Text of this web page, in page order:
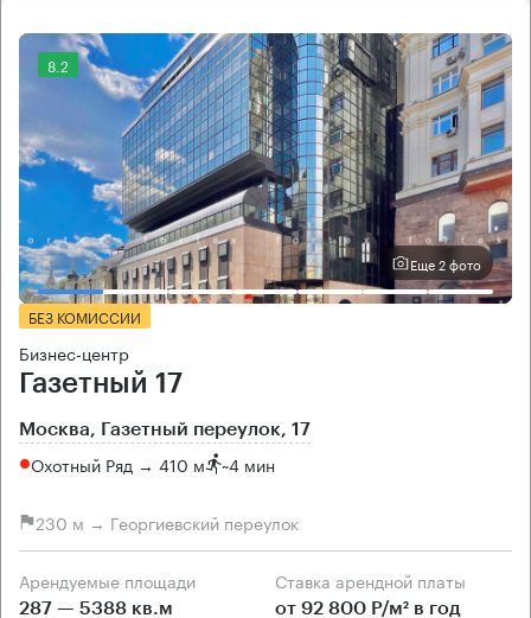
8.2
Еще 2 фото
БЕЗ КОМИССИИ
Бизнес-центр
Газетный 17
Москва, Газетный переулок, 17
Охотный Ряд → 410 м ~4 мин
230 м → Георгиевский переулок
Арендуемые площади
287 — 5388 кв.м
Ставка арендной платы
от 92 800 Р/м² в год